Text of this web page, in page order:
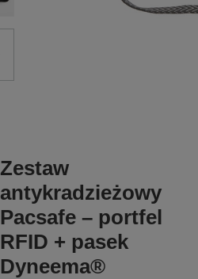
Zestaw
antykradzieżowy
Pacsafe – portfel
RFID + pasek
Dyneema®